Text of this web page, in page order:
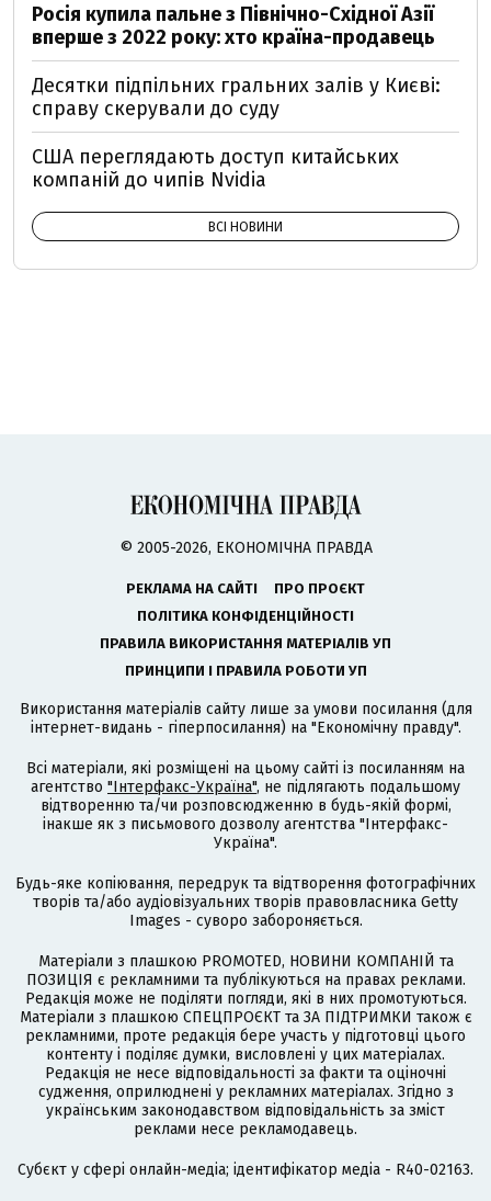
Росія купила пальне з Північно-Східної Азії
вперше з 2022 року: хто країна-продавець
Десятки підпільних гральних залів у Києві:
справу скерували до суду
США переглядають доступ китайських
компаній до чипів Nvidia
ВСІ НОВИНИ
© 2005-2026, ЕКОНОМІЧНА ПРАВДА
РЕКЛАМА НА САЙТІ
ПРО ПРОЄКТ
ПОЛІТИКА КОНФІДЕНЦІЙНОСТІ
ПРАВИЛА ВИКОРИСТАННЯ МАТЕРІАЛІВ УП
ПРИНЦИПИ І ПРАВИЛА РОБОТИ УП
Використання матеріалів сайту лише за умови посилання (для
інтернет-видань - гіперпосилання) на "Економічну правду".
Всі матеріали, які розміщені на цьому сайті із посиланням на
агентство "Інтерфакс-Україна", не підлягають подальшому
відтворенню та/чи розповсюдженню в будь-якій формі,
інакше як з письмового дозволу агентства "Інтерфакс-
Україна".
Будь-яке копіювання, передрук та відтворення фотографічних
творів та/або аудіовізуальних творів правовласника Getty
Images - суворо забороняється.
Матеріали з плашкою PROMOTED, НОВИНИ КОМПАНІЙ та
ПОЗИЦІЯ є рекламними та публікуються на правах реклами.
Редакція може не поділяти погляди, які в них промотуються.
Матеріали з плашкою СПЕЦПРОЄКТ та ЗА ПІДТРИМКИ також є
рекламними, проте редакція бере участь у підготовці цього
контенту і поділяє думки, висловлені у цих матеріалах.
Редакція не несе відповідальності за факти та оціночні
судження, оприлюднені у рекламних матеріалах. Згідно з
українським законодавством відповідальність за зміст
реклами несе рекламодавець.
Cубєкт у сфері онлайн-медіа; ідентифікатор медіа - R40-02163.